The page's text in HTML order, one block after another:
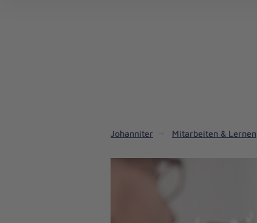
Johanniter Mitarbeiten & Lernen